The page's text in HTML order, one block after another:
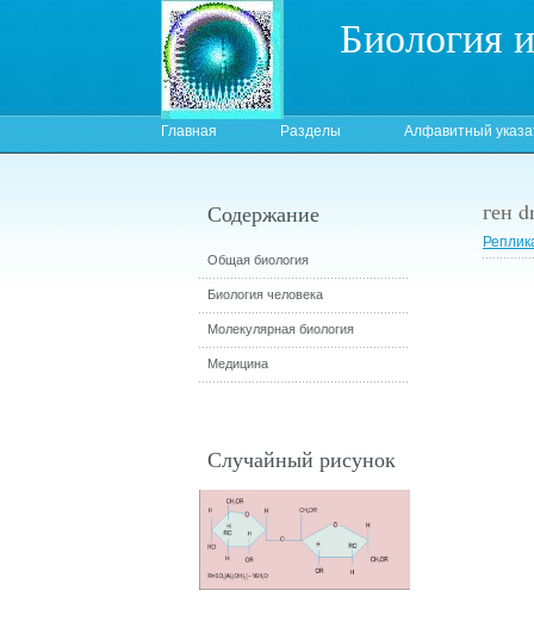
Биология
Главная Разделы Алфавитный
ген
Содержание
Общая биология
Биология человека
Молекулярная биология
Медицина
Случайный рисунок